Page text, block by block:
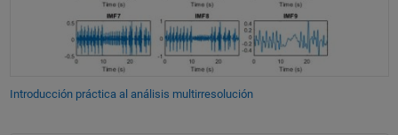
Introducción práctica al análisis multirresolución